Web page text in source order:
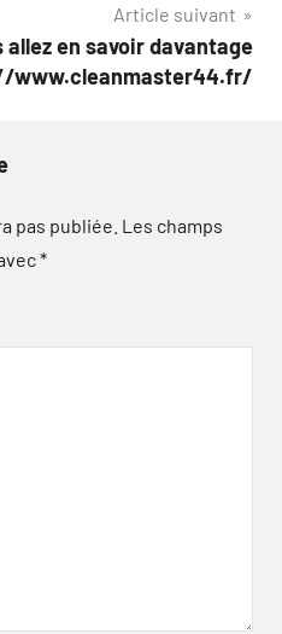
Article suivant
allez en savoir davantage
www.cleanmaster44.fr/
pas publiée. Les champs
*